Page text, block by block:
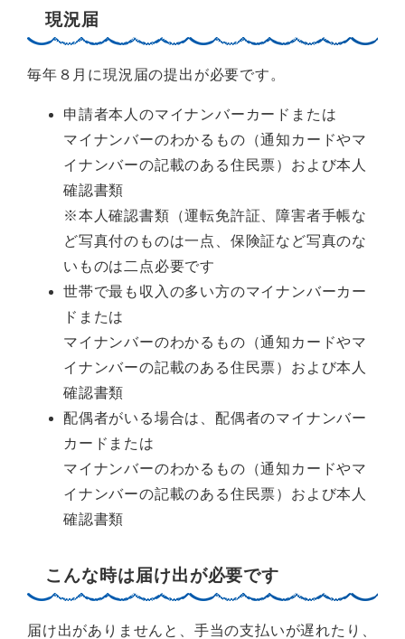
現況届
毎年８月に現況届の提出が必要です。
申請者本人のマイナンバーカードまたは
マイナンバーのわかるもの（通知カードやマ
イナンバーの記載のある住民票）および本人
確認書類
※本人確認書類（運転免許証、障害者手帳な
ど写真付のものは一点、保険証など写真のな
いものは二点必要です
世帯で最も収入の多い方のマイナンバーカー
ドまたは
マイナンバーのわかるもの（通知カードやマ
イナンバーの記載のある住民票）および本人
確認書類
配偶者がいる場合は、配偶者のマイナンバー
カードまたは
マイナンバーのわかるもの（通知カードやマ
イナンバーの記載のある住民票）および本人
確認書類
こんな時は届け出が必要です
届け出がありませんと、手当の支払いが遅れたり、